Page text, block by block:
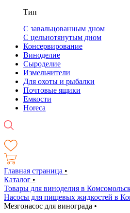
Тип
С завальцованным дном
С цельнотянутым дном
Консервирование
Виноделие
Сыроделие
Измельчители
Для охоты и рыбалки
Почтовые ящики
Емкости
Horeca
Главная страница •
Каталог •
Товары для виноделия в
Насосы для пищевых жидкостей в
Мезгонасос для винограда •